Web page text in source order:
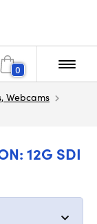
0
Webcams
12G SDI